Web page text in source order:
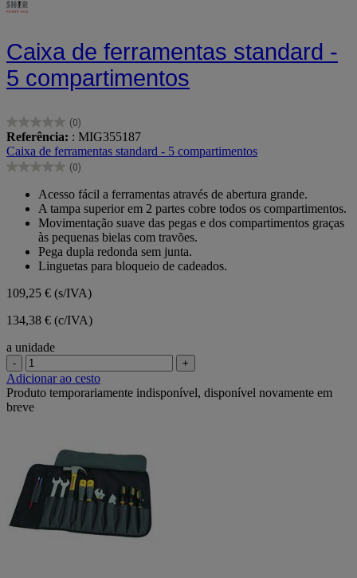
Caixa de ferramentas standard -
5 compartimentos
(0)
0.0
em
5
estrelas.
Referência: : MIG355187
Caixa de ferramentas standard - 5 compartimentos
(0)
0.0
estrelas.
Acesso fácil a ferramentas através de abertura grande.
A tampa superior em 2 partes cobre todos os compartimentos.
Movimentação suave das pegas e dos compartimentos graças
às pequenas bielas com travões.
Pega dupla redonda sem junta.
Linguetas para bloqueio de cadeados.
109,25 € (s/IVA)
134,38 € (c/IVA)
a unidade
- +
Adicionar ao cesto
Produto temporariamente indisponível, disponível novamente em
breve